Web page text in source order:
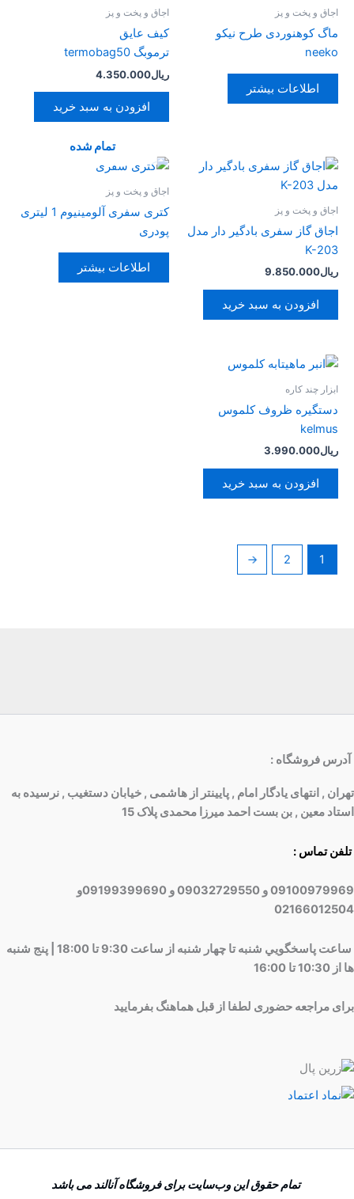
اجاق و پخت و پز
ماگ کوهنوردی طرح نیکو
neeko
اطلاعات بیشتر
اجاق و پخت و پز
کیف عایق
ترموبگ termobag50
ریال4.350.000
افزودن به سبد خرید
اجاق و پخت و پز
اجاق گاز سفری بادگیر دار مدل
K-203
ریال9.850.000
افزودن به سبد خرید
تمام شده
اجاق و پخت و پز
کتری سفری آلومینیوم 1 لیتری
پودری
اطلاعات بیشتر
ابزار چند کاره
دستگیره ظروف کلموس
kelmus
ریال3.990.000
افزودن به سبد خرید
1
2
←
آدرس فروشگاه :
تهران , انتهای یادگار امام , پایینتر از هاشمی , خیابان دستغیب , نرسیده به
استاد معین , بن بست احمد میرزا محمدی پلاک 15
تلفن تماس :
09100979969 و 09032729550 و 09199399690و
02166012504
ساعت پاسخگويي شنبه تا چهار شنبه از ساعت 9:30 تا 18:00 | پنج شنبه
ها از 10:30 تا 16:00
برای مراجعه حضوری لطفا از قبل هماهنگ بفرمایید
تمام حقوق اين وب‌سايت برای فروشگاه آنالند می باشد